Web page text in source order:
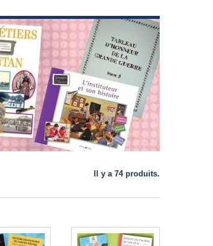
Il y a 74 produits.